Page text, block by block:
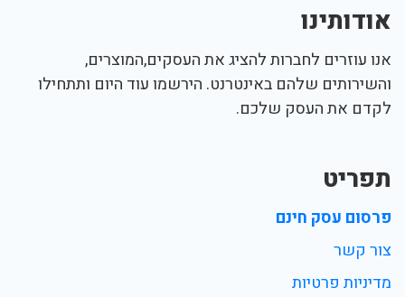
אודותינו
אנו עוזרים לחברות להציג את העסקים,המוצרים,
והשירותים שלהם באינטרנט. הירשמו עוד היום ותתחילו
לקדם את העסק שלכם.
תפריט
פרסום עסק חינם
צור קשר
מדיניות פרטיות